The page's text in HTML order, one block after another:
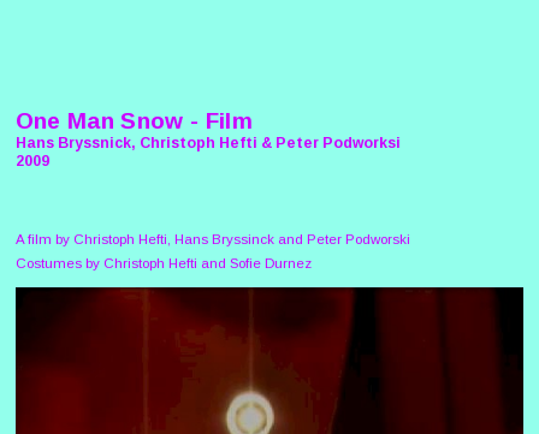
One Man Snow - Film
Hans Bryssnick, Christoph Hefti & Peter Podworksi
2009
A film by Christoph Hefti, Hans Bryssinck and Peter Podworski
Costumes by Christoph Hefti and Sofie Durnez